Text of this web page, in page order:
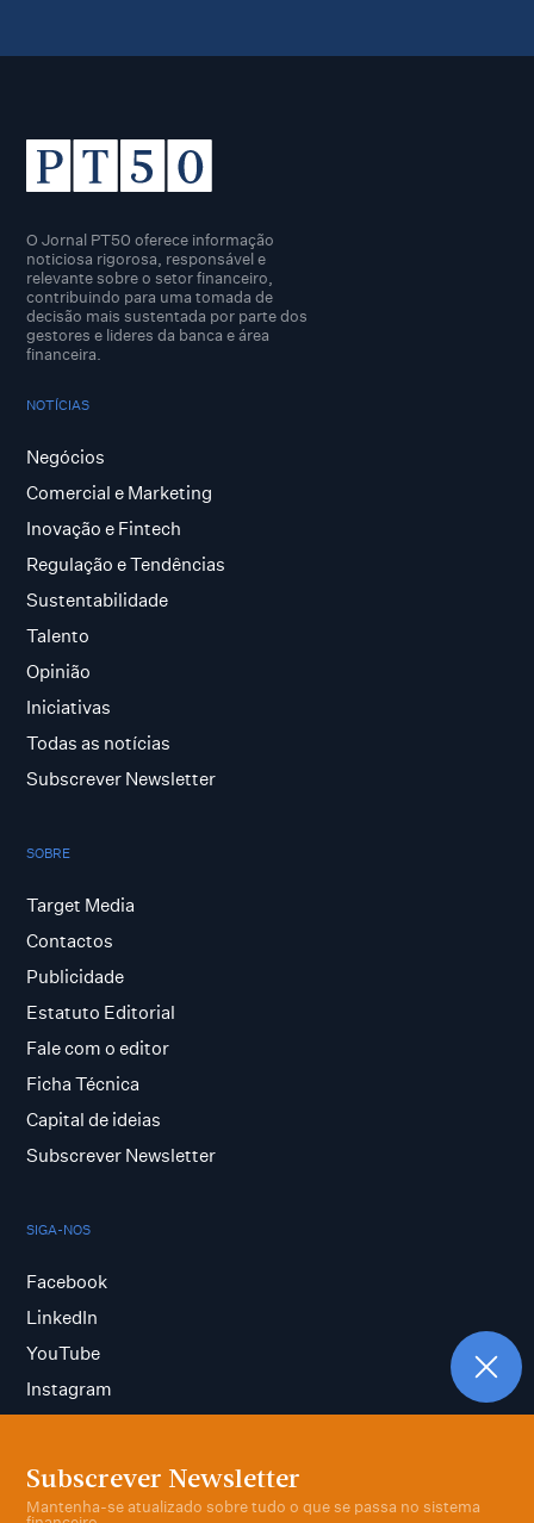
Subscrever Newsletter
Mantenha-se atualizado sobre tudo o que se passa no sistema
O Jornal PT50 oferece informação
noticiosa rigorosa, responsável e
relevante sobre o setor financeiro,
contribuindo para uma tomada de
decisão mais sustentada por parte dos
gestores e lideres da banca e área
financeira.
NOTÍCIAS
Negócios
Comercial e Marketing
Inovação e Fintech
Regulação e Tendências
Sustentabilidade
Talento
Opinião
Iniciativas
Todas as notícias
Subscrever Newsletter
SOBRE
Target Media
Contactos
Publicidade
Estatuto Editorial
Fale com o editor
Ficha Técnica
Capital de ideias
Subscrever Newsletter
SIGA-NOS
Facebook
LinkedIn
YouTube
Instagram
Termos e condições
Política de privacidade